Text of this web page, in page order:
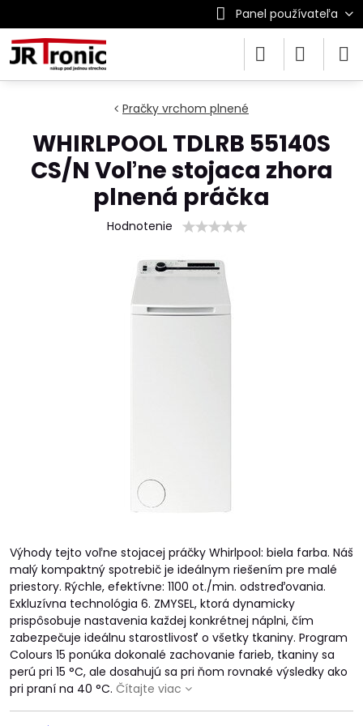
Panel používateľa
Pračky vrchom plnené
WHIRLPOOL TDLRB 55140S
CS/N Voľne stojaca zhora
plnená práčka
Hodnotenie
Výhody tejto voľne stojacej práčky Whirlpool: biela farba. Náš
malý kompaktný spotrebič je ideálnym riešením pre malé
priestory. Rýchle, efektívne: 1100 ot./min. odstreďovania.
Exkluzívna technológia 6. ZMYSEL, ktorá dynamicky
prispôsobuje nastavenia každej konkrétnej náplni, čím
zabezpečuje ideálnu starostlivosť o všetky tkaniny. Program
Colours 15 ponúka dokonalé zachovanie farieb, tkaniny sa
perú pri 15 °C, ale dosahujú sa pri ňom rovnaké výsledky ako
pri praní na 40 °C. Čítajte viac